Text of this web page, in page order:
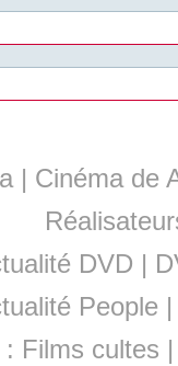
| Cinéma de
DVD |
People
: Films cultes